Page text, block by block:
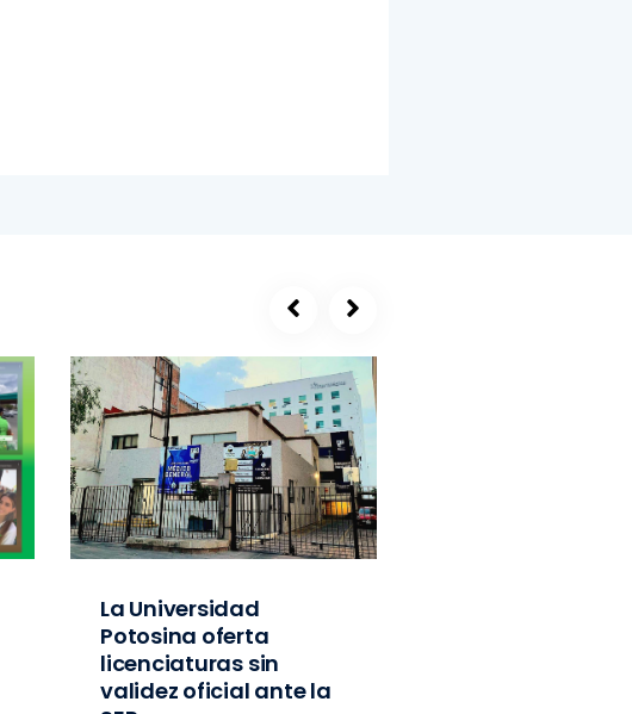
La Universidad
Potosina oferta
licenciaturas sin
validez oficial ante la